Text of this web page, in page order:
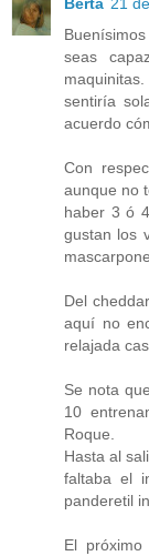
Berta 21
seas
sentiría
acuerdo
Con
aunque no
haber 3 ó
gustan los
Del
aquí no
relajada
Se nota
10
Roque.
Hasta al
faltaba el
panderetil
El